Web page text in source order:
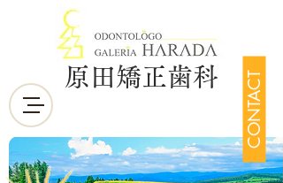
CONTACT
原田矯正歯科